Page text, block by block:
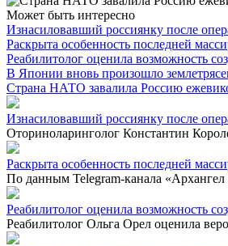
Может быть интересно
Изнасиловавший россиянку после
Раскрыта особенность последней
Реабилитолог оценила возможность
В Японии вновь произошло
Страна НАТО завалила Россию
Изнасиловавший россиянку после
Оториноларинголог Константин
Раскрыта особенность последней
По данным Telegram-канала
Реабилитолог оценила возможность
Реабилитолог Ольга Орел оценила